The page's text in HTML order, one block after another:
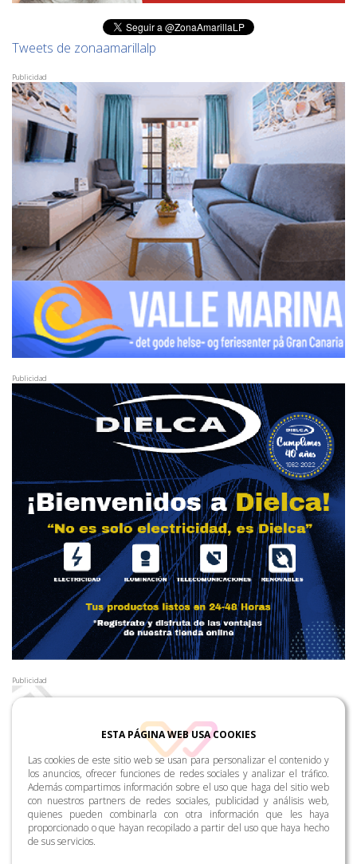
Tweets de zonaamarillalp
Publicidad
Publicidad
Publicidad
ESTA PÁGINA WEB USA COOKIES
Las cookies de este sitio web se usan para personalizar el contenido y
los anuncios, ofrecer funciones de redes sociales y analizar el tráfico.
Además compartimos información sobre el uso que haga del sitio web
con nuestros partners de redes sociales, publicidad y análisis web,
quienes pueden combinarla con otra información que les haya
proporcionado o que hayan recopilado a partir del uso que haya hecho
de sus servicios.